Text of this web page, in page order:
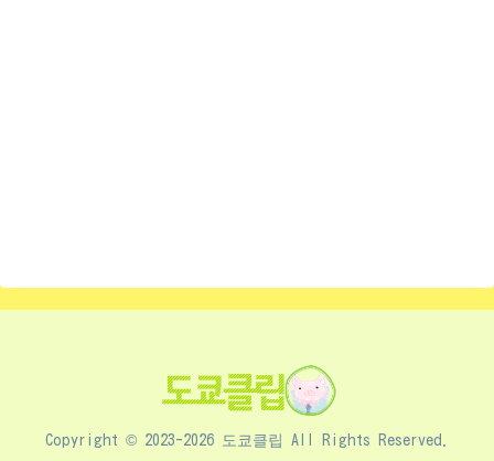
Copyright © 2023-2026 도쿄클립 All Rights Reserved.